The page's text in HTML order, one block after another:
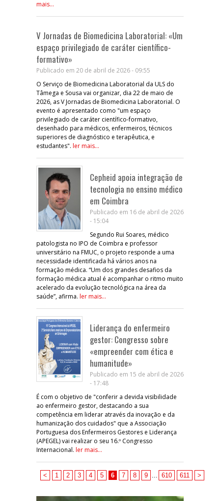
mais...
V Jornadas de Biomedicina Laboratorial: «Um
espaço privilegiado de caráter científico-
formativo»
Publicado em 20 de abril de 2026 - 09:55
O Serviço de Biomedicina Laboratorial da ULS do
Tâmega e Sousa vai organizar, dia 22 de maio de
2026, as V Jornadas de Biomedicina Laboratorial. O
evento é apresentado como "um espaço
privilegiado de caráter científico-formativo,
desenhado para médicos, enfermeiros, técnicos
superiores de diagnóstico e terapêutica, e
estudantes". ler mais...
Cepheid apoia integração de
tecnologia no ensino médico
em Coimbra
Publicado em 16 de abril de 2026
- 15:04
Segundo Rui Soares, médico
patologista no IPO de Coimbra e professor
universitário na FMUC, o projeto responde a uma
necessidade identificada há vários anos na
formação médica. “Um dos grandes desafios da
formação médica atual é acompanhar o ritmo muito
acelerado da evolução tecnológica na área da
saúde”, afirma. ler mais...
Liderança do enfermeiro
gestor: Congresso sobre
«empreender com ética e
humanitude»
Publicado em 15 de abril de 2026
- 17:48
É com o objetivo de "conferir a devida visibilidade
ao enfermeiro gestor, destacando a sua
competência em liderar através da inovação e da
humanização dos cuidados" que a Associação
Portuguesa dos Enfermeiros Gestores e Liderança
(APEGEL) vai realizar o seu 16.º Congresso
Internacional. ler mais...
< 1 2 3 4 5 6 7 8 9 610 611 >